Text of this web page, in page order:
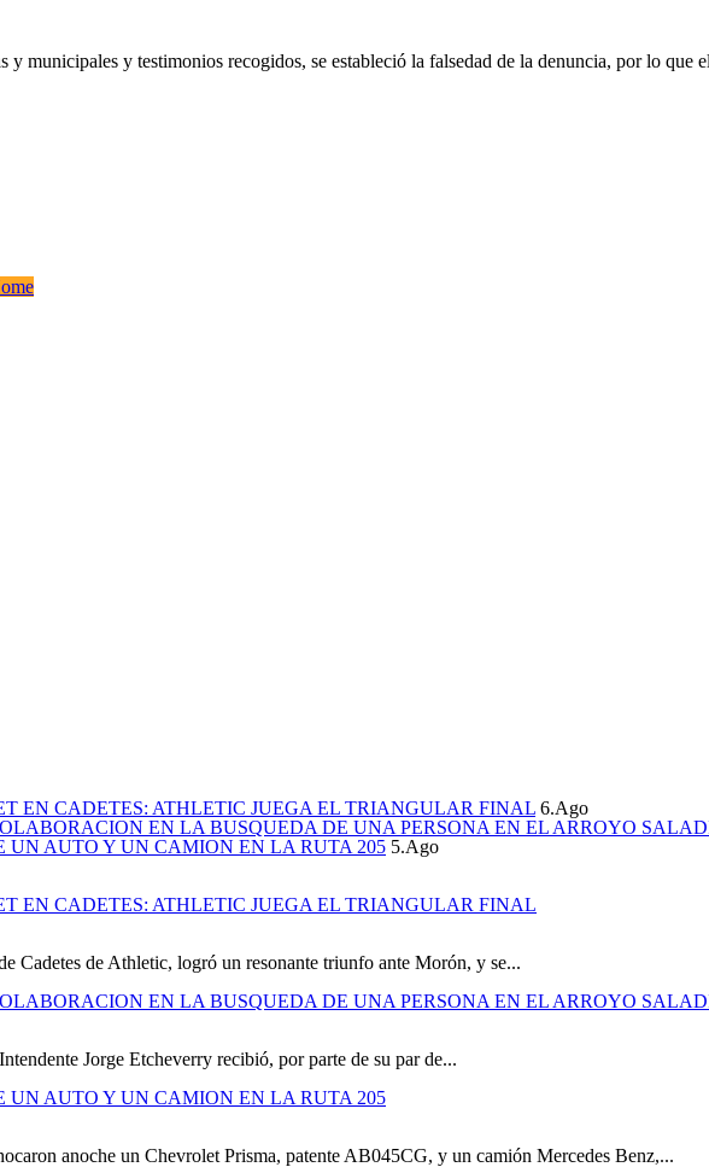
y municipales y testimonios recogidos, se estableció la falsedad de la denuncia, por lo
EN CADETES: ATHLETIC JUEGA EL TRIANGULAR FINAL 6.Ago
EN LA BUSQUEDA DE UNA PERSONA EN EL ARROYO
UN AUTO Y UN CAMION EN LA RUTA 205 5.Ago
EN CADETES: ATHLETIC JUEGA EL TRIANGULAR FINAL
Cadetes de Athletic, logró un resonante triunfo ante Morón, y se...
EN LA BUSQUEDA DE UNA PERSONA EN EL ARROYO
Jorge Etcheverry recibió, por parte de su par de...
UN AUTO Y UN CAMION EN LA RUTA 205
anoche un Chevrolet Prisma, patente AB045CG, y un camión Mercedes Benz,...